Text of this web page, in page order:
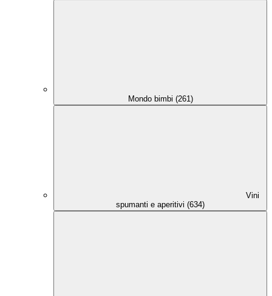
Mondo bimbi (261)
Vini
spumanti e aperitivi (634)